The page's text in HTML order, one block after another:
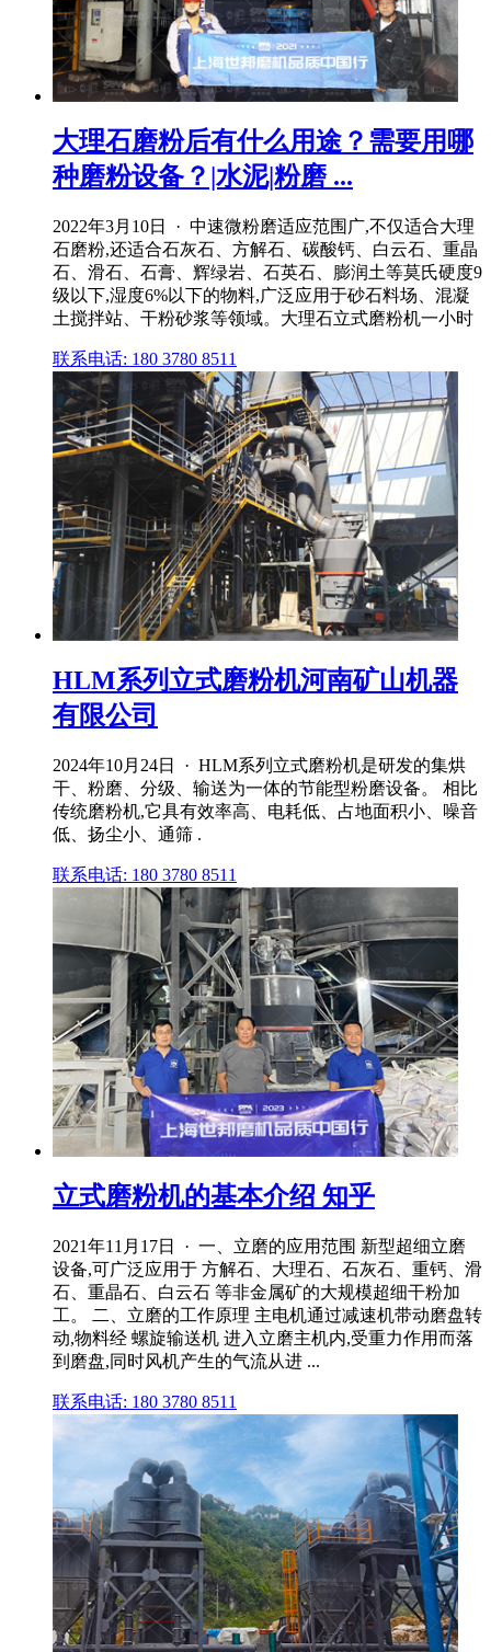
大理石磨粉后有什么用途？需要用哪
种磨粉设备？|水泥|粉磨 ...
2022年3月10日 · 中速微粉磨适应范围广,不仅适合大理
石磨粉,还适合石灰石、方解石、碳酸钙、白云石、重晶
石、滑石、石膏、辉绿岩、石英石、膨润土等莫氏硬度9
级以下,湿度6%以下的物料,广泛应用于砂石料场、混凝
土搅拌站、干粉砂浆等领域。大理石立式磨粉机一小时
联系电话: 180 3780 8511
HLM系列立式磨粉机河南矿山机器
有限公司
2024年10月24日 · HLM系列立式磨粉机是研发的集烘
干、粉磨、分级、输送为一体的节能型粉磨设备。 相比
传统磨粉机,它具有效率高、电耗低、占地面积小、噪音
低、扬尘小、通筛 .
联系电话: 180 3780 8511
立式磨粉机的基本介绍 知乎
2021年11月17日 · 一、立磨的应用范围 新型超细立磨
设备,可广泛应用于 方解石、大理石、石灰石、重钙、滑
石、重晶石、白云石 等非金属矿的大规模超细干粉加
工。 二、立磨的工作原理 主电机通过减速机带动磨盘转
动,物料经 螺旋输送机 进入立磨主机内,受重力作用而落
到磨盘,同时风机产生的气流从进 ...
联系电话: 180 3780 8511